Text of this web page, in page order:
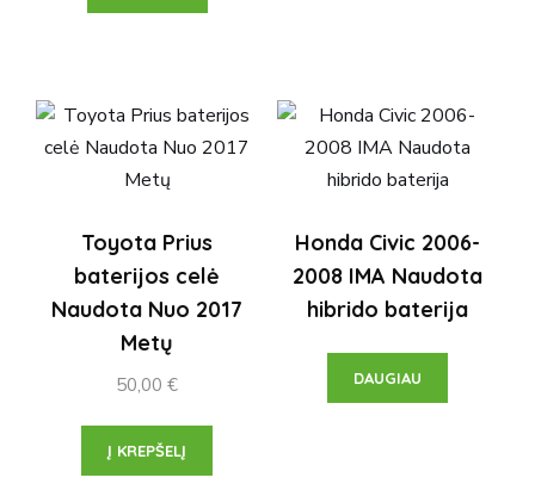
Toyota Prius
baterijos celė
Naudota Nuo 2017
Metų
50,00€
Į KREPŠELĮ
Honda Civic 2006-
2008 IMA Naudota
hibrido baterija
DAUGIAU